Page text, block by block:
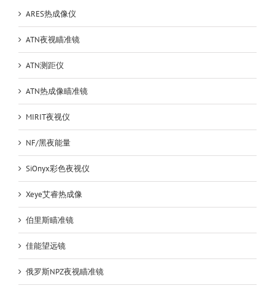
ARES热成像仪
ATN夜视瞄准镜
ATN测距仪
ATN热成像瞄准镜
MIRIT夜视仪
NF/黑夜能量
SiOnyx彩色夜视仪
Xeye艾睿热成像
伯里斯瞄准镜
佳能望远镜
俄罗斯NPZ夜视瞄准镜